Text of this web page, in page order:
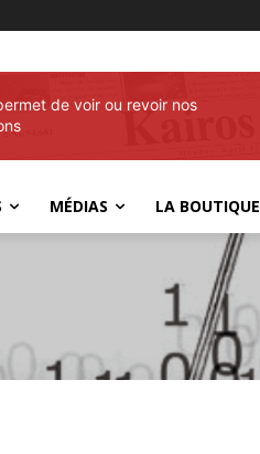
de voir ou revoir nos
MÉDIAS LA BOUTIQUE